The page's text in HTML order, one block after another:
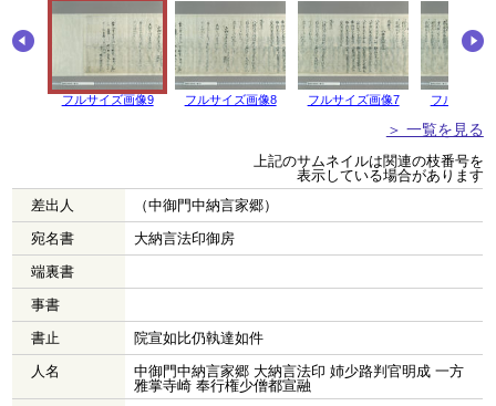
フルサイズ画像9 フルサイズ画像8 フルサイズ画像7 フルサイズ
＞ 一覧を見る
上記のサムネイルは関連の枝番号を
表示している場合があります
差出人
（中御門中納言家郷）
宛名書
大納言法印御房
端裏書
事書
書止
院宣如比仍執達如件
人名
中御門中納言家郷 大納言法印 姉少路判官明成 一方
雅掌寺崎 奉行権少僧都宣融